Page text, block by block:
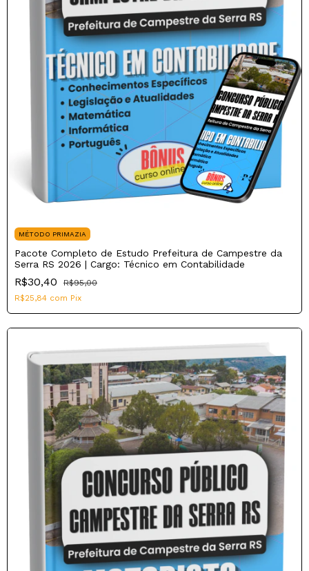
MÉTODO PRIMAZIA
Pacote Completo de Estudo Prefeitura de Campestre da
Serra RS 2026 | Cargo: Técnico em Contabilidade
R$30,40
R$95,00
R$25,84 com Pix